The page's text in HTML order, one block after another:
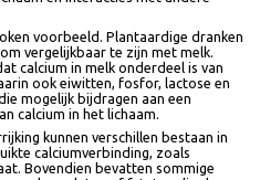
ook de discussie of verrijkte
werkelijk gelijkwaardig zijn aan
gaat het niet alleen om de
maar ook om biologische
en interacties met andere
voorbeeld. Plantaardige
om vergelijkbaar te zijn met melk.
calcium in melk onderdeel is van
ook eiwitten, fosfor, lactose en